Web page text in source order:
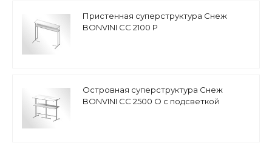
Пристенная суперструктура Снеж
BONVINI CC 2100 P
Островная суперструктура Снеж
BONVINI CC 2500 O с подсветкой